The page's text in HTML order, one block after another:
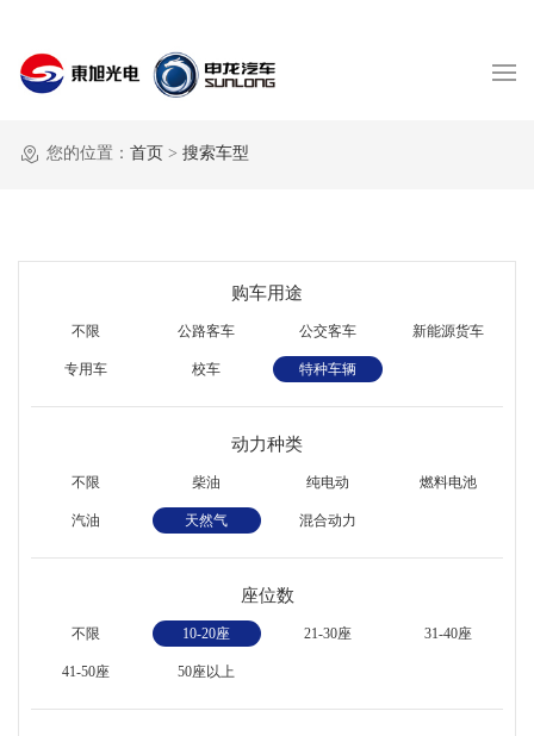
您的位置： 首页 > 搜索车型
购车用途
不限 公路客车 公交客车 新能源货车
专用车 校车 特种车辆
动力种类
不限 柴油 纯电动 燃料电池
汽油 天然气 混合动力
座位数
不限 10-20座 21-30座 31-40座
41-50座 50座以上